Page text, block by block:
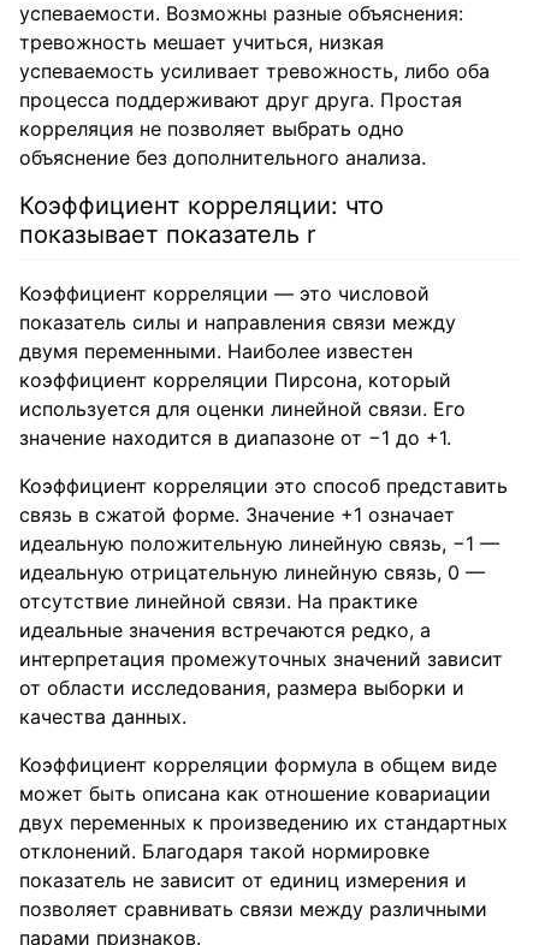
успеваемости. Возможны разные объяснения:
тревожность мешает учиться, низкая
успеваемость усиливает тревожность, либо оба
процесса поддерживают друг друга. Простая
корреляция не позволяет выбрать одно
объяснение без дополнительного анализа.
Коэффициент корреляции: что
показывает показатель r
Коэффициент корреляции — это числовой
показатель силы и направления связи между
двумя переменными. Наиболее известен
коэффициент корреляции Пирсона, который
используется для оценки линейной связи. Его
значение находится в диапазоне от −1 до +1.
Коэффициент корреляции это способ представить
связь в сжатой форме. Значение +1 означает
идеальную положительную линейную связь, −1 —
идеальную отрицательную линейную связь, 0 —
отсутствие линейной связи. На практике
идеальные значения встречаются редко, а
интерпретация промежуточных значений зависит
от области исследования, размера выборки и
качества данных.
Коэффициент корреляции формула в общем виде
может быть описана как отношение ковариации
двух переменных к произведению их стандартных
отклонений. Благодаря такой нормировке
показатель не зависит от единиц измерения и
позволяет сравнивать связи между различными
парами признаков.